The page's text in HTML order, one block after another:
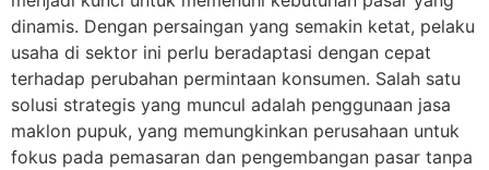
dinamis. Dengan persaingan yang semakin ketat, pelaku
usaha di sektor ini perlu beradaptasi dengan cepat
terhadap perubahan permintaan konsumen. Salah satu
solusi strategis yang muncul adalah penggunaan jasa
maklon pupuk, yang memungkinkan perusahaan untuk
fokus pada pemasaran dan pengembangan pasar tanpa